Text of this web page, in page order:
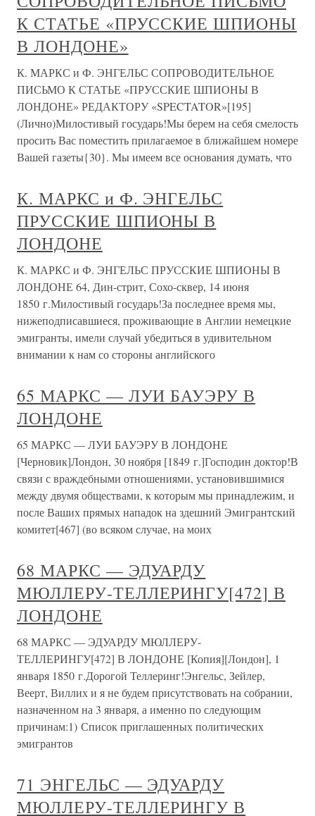
К СТАТЬЕ «ПРУССКИЕ ШПИОНЫ
В ЛОНДОНЕ»
К. МАРКС и Ф. ЭНГЕЛЬС СОПРОВОДИТЕЛЬНОЕ
ПИСЬМО К СТАТЬЕ «ПРУССКИЕ ШПИОНЫ В
ЛОНДОНЕ» РЕДАКТОРУ «SPECTATOR»[195]
(Лично)Милостивый государь!Мы берем на себя смелость
просить Вас поместить прилагаемое в ближайшем номере
Вашей газеты{30}. Мы имеем все основания думать, что
К. МАРКС и Ф. ЭНГЕЛЬС
ПРУССКИЕ ШПИОНЫ В
ЛОНДОНЕ
К. МАРКС и Ф. ЭНГЕЛЬС ПРУССКИЕ ШПИОНЫ В
ЛОНДОНЕ 64, Дин-стрит, Сохо-сквер, 14 июня
1850 г.Милостивый государь!За последнее время мы,
нижеподписавшиеся, проживающие в Англии немецкие
эмигранты, имели случай убедиться в удивительном
внимании к нам со стороны английского
65 МАРКС — ЛУИ БАУЭРУ В
ЛОНДОНЕ
65 МАРКС — ЛУИ БАУЭРУ В ЛОНДОНЕ
[Черновик]Лондон, 30 ноября [1849 г.]Господин доктор!В
связи с враждебными отношениями, установившимися
между двумя обществами, к которым мы принадлежим, и
после Ваших прямых нападок на здешний Эмигрантский
комитет[467] (во всяком случае, на моих
68 МАРКС — ЭДУАРДУ
МЮЛЛЕРУ-ТЕЛЛЕРИНГУ[472] В
ЛОНДОНЕ
68 МАРКС — ЭДУАРДУ МЮЛЛЕРУ-
ТЕЛЛЕРИНГУ[472] В ЛОНДОНЕ [Копия][Лондон], 1
января 1850 г.Дорогой Теллеринг!Энгельс, Зейлер,
Веерт, Виллих и я не будем присутствовать на собрании,
назначенном на 3 января, а именно по следующим
причинам:1) Список приглашенных политических
эмигрантов
71 ЭНГЕЛЬС — ЭДУАРДУ
МЮЛЛЕРУ-ТЕЛЛЕРИНГУ В